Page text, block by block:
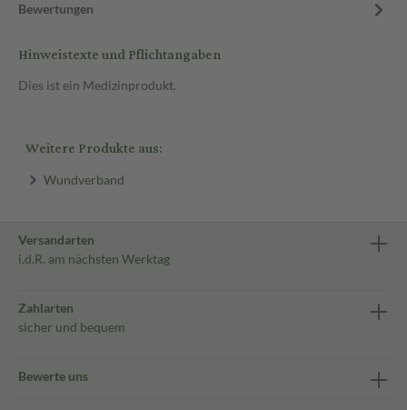
Bewertungen
Hinweistexte und Pflichtangaben
Dies ist ein Medizinprodukt.
Weitere Produkte aus:
Wundverband
Versandarten
i.d.R. am nächsten Werktag
Zahlarten
sicher und bequem
Bewerte uns